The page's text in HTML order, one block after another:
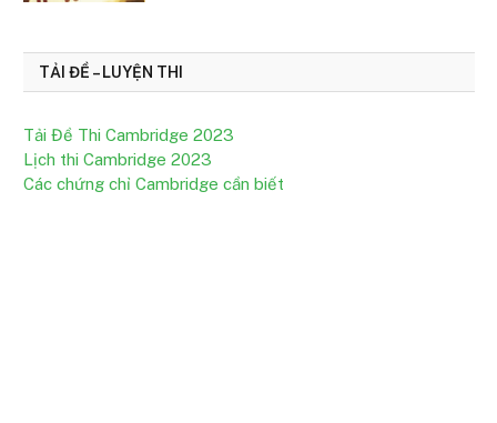
TẢI ĐỀ – LUYỆN THI
Tải Đề Thi Cambridge 2023
Lịch thi Cambridge 2023
Các chứng chỉ Cambridge cần biết